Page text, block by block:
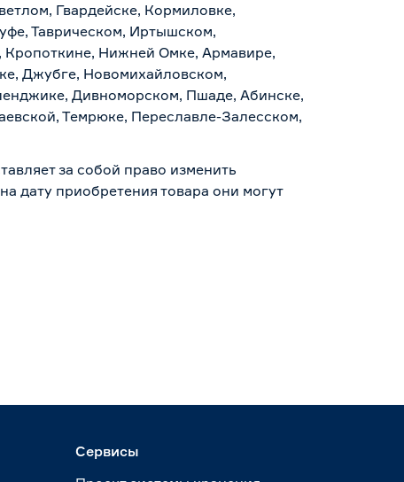
Гвардейске, Кормиловке,
Таврическом, Иртышском,
Кропоткине, Нижней Омке, Армавире,
Джубге, Новомихайловском,
Дивноморском, Пшаде, Абинске,
Темрюке, Переславле-Залесском,
за собой право изменить
дату приобретения товара они могут
Сервисы